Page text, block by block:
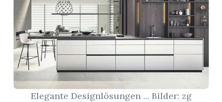
App
Elegante Designlösungen ... Bilder: zg